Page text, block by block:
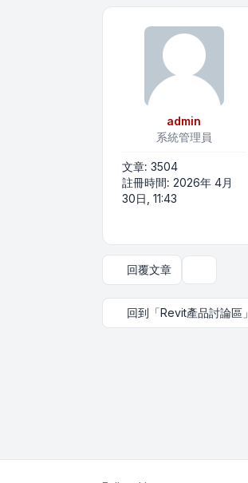
admin
系統管理員
文章: 3504
註冊時間: 2026年 4月
30日, 11:43
回覆文章
回到「Revit產品討論區」